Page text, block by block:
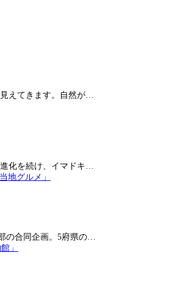
えてきます。自然が…
化を続け、イマドキ…
の合同企画。5府県の…